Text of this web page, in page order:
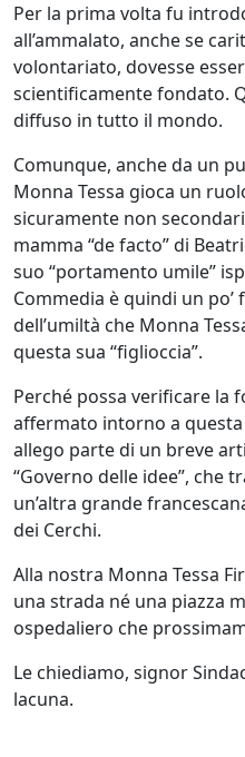
Per la prima volta fu
all’ammalato, anche se
volontariato, dovesse
scientificamente fondato.
diffuso in tutto il mondo.
Comunque, anche da un
Monna Tessa gioca un
sicuramente non
mamma “de facto” di
suo “portamento umile”
Commedia è quindi un po’
dell’umiltà che Monna
questa sua “figlioccia”.
Perché possa verificare la
affermato intorno a
allego parte di un breve
“Governo delle idee”, che
un’altra grande
dei Cerchi.
Alla nostra Monna Tessa
una strada né una piazza
ospedaliero che
Le chiediamo, signor
lacuna.